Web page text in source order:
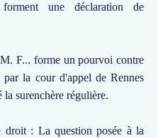
une déclaration de
F... forme un pourvoi contre
par la cour d'appel de Rennes
la surenchère régulière.
droit : La question posée à la